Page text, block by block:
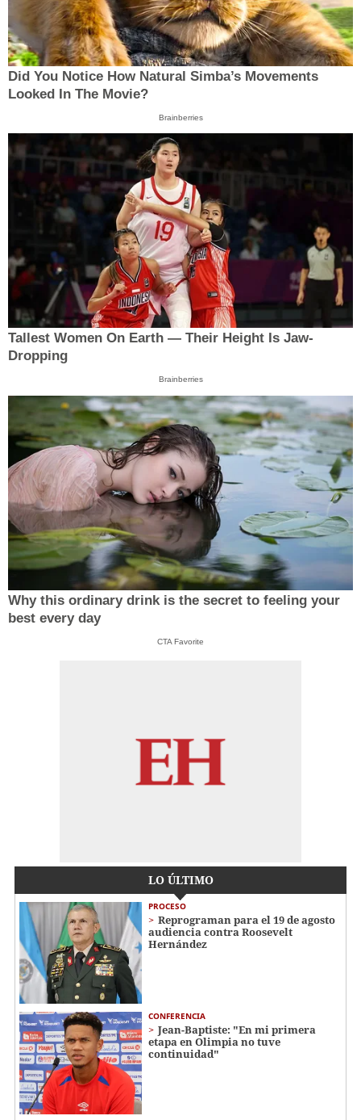
Did You Notice How Natural Simba’s Movements
Looked In The Movie?
Brainberries
Tallest Women On Earth — Their Height Is Jaw-
Dropping
Brainberries
Why this ordinary drink is the secret to feeling your
best every day
CTA Favorite
LO ÚLTIMO
PROCESO
Reprograman para el 19 de agosto
audiencia contra Roosevelt
Hernández
CONFERENCIA
Jean-Baptiste: "En mi primera
etapa en Olimpia no tuve
continuidad"